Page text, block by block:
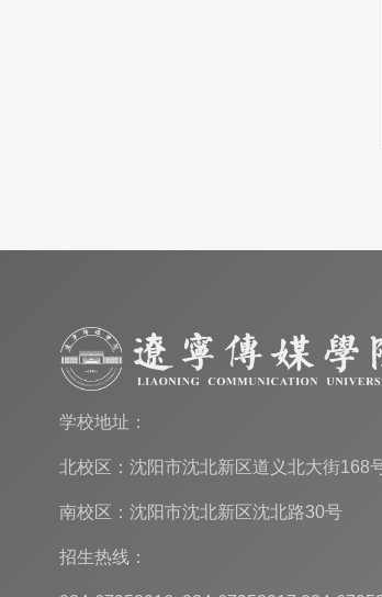
学校地址：
北校区：沈阳市沈北新区道义北大街168
南校区：沈阳市沈北新区沈北路30号
招生热线：